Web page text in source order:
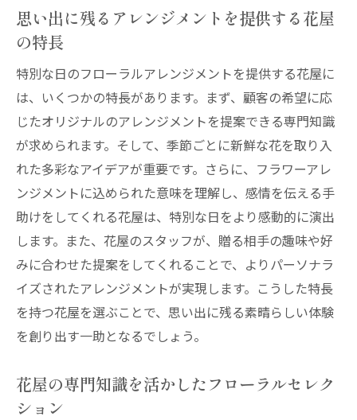
特別な日の感動を演出する花屋のノウハウ
花屋の選択で特別な日をさらに彩る方法
特別な日を迎えるための花屋の選択ポイン
ト
花屋の選び方が決める特別な日の成功
フローラルアレンジメントのプロがいる花
屋の見極め方
特別な日に彩りを添える花屋の提案力
花屋が提供する特別な日を彩るアイデア
記念日に最適な花屋の探し方と予約のコツ
花屋の力で特別な日の大切な瞬間を演出
特別な日を演出する花屋のプロフェッショ
ナリズム
彩る花屋
思い出に残るアレンジメントを提供する花屋
の特長
特別な日のフローラルアレンジメントを提供する花屋に
は、いくつかの特長があります。まず、顧客の希望に応
じたオリジナルのアレンジメントを提案できる専門知識
が求められます。そして、季節ごとに新鮮な花を取り入
れた多彩なアイデアが重要です。さらに、フラワーアレ
ンジメントに込められた意味を理解し、感情を伝える手
助けをしてくれる花屋は、特別な日をより感動的に演出
します。また、花屋のスタッフが、贈る相手の趣味や好
みに合わせた提案をしてくれることで、よりパーソナラ
イズされたアレンジメントが実現します。こうした特長
を持つ花屋を選ぶことで、思い出に残る素晴らしい体験
を創り出す一助となるでしょう。
花屋の専門知識を活かしたフローラルセレク
ション